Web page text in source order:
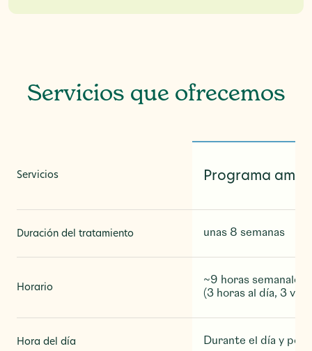
Servicios que ofrecemos
Servicios Programa
Duración del tratamiento unas 8 semanas
Horario
~9 horas semanales
(3 horas al día, 3
Hora del día Durante el día y por